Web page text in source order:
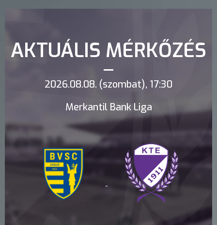
AKTUÁLIS MÉRKŐZÉS
2026.08.08. (szombat), 17:30
Merkantil Bank Liga
-